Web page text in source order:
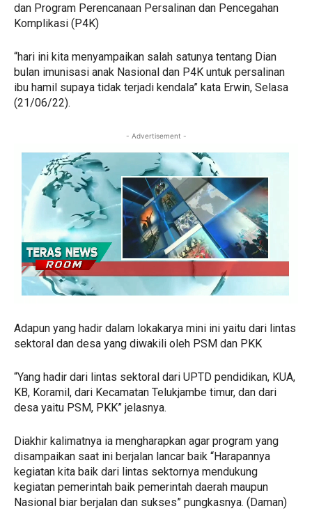
dan Program Perencanaan Persalinan dan Pencegahan
Komplikasi (P4K)
“hari ini kita menyampaikan salah satunya tentang Dian
bulan imunisasi anak Nasional dan P4K untuk persalinan
ibu hamil supaya tidak terjadi kendala” kata Erwin, Selasa
(21/06/22).
- Advertisement -
Adapun yang hadir dalam lokakarya mini ini yaitu dari lintas
sektoral dan desa yang diwakili oleh PSM dan PKK
“Yang hadir dari lintas sektoral dari UPTD pendidikan, KUA,
KB, Koramil, dari Kecamatan Telukjambe timur, dan dari
desa yaitu PSM, PKK” jelasnya.
Diakhir kalimatnya ia mengharapkan agar program yang
disampaikan saat ini berjalan lancar baik “Harapannya
kegiatan kita baik dari lintas sektornya mendukung
kegiatan pemerintah baik pemerintah daerah maupun
Nasional biar berjalan dan sukses” pungkasnya. (Daman)